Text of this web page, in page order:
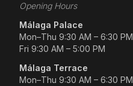
Opening Hours
Málaga Palace
Mon–Thu 9:30 AM – 6:30 PM
Fri 9:30 AM – 5:00 PM
Málaga Terrace
Mon–Thu 9:30 AM – 6:30 PM